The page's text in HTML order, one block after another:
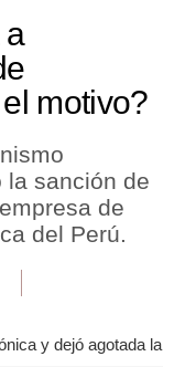
a
motivo?
la sanción de
de
del Perú.